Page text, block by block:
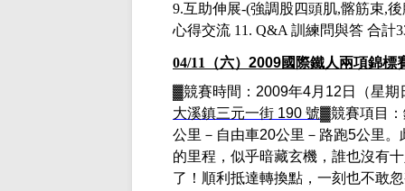
9.互助伸展-(強調股四頭肌,髂筋束,後
心得交流 11. Q&A 訓練問與答 合計
04/11 （六） 2009國際鐵人兩項錦標
▓競賽時間： 2009年4月 12 日（星
大溪鎮三元一街 190 號▓競賽項目
公里－自由車20公里－路跑5公里 。
的里程，似乎暗藏玄機，誰也沒有
了！順利抵達轉換點，一刻也不敢